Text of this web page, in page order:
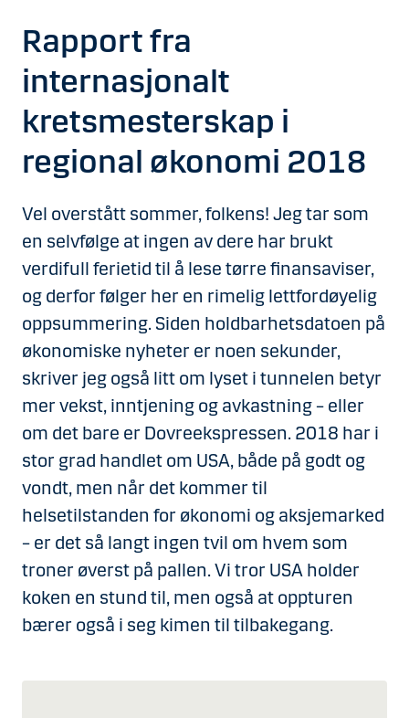
Rapport fra
internasjonalt
kretsmesterskap i
regional økonomi 2018
Vel overstått sommer, folkens! Jeg tar som
en selvfølge at ingen av dere har brukt
verdifull ferietid til å lese tørre finansaviser,
og derfor følger her en rimelig lettfordøyelig
oppsummering. Siden holdbarhetsdatoen på
økonomiske nyheter er noen sekunder,
skriver jeg også litt om lyset i tunnelen betyr
mer vekst, inntjening og avkastning – eller
om det bare er Dovreekspressen. 2018 har i
stor grad handlet om USA, både på godt og
vondt, men når det kommer til
helsetilstanden for økonomi og aksjemarked
– er det så langt ingen tvil om hvem som
troner øverst på pallen. Vi tror USA holder
koken en stund til, men også at oppturen
bærer også i seg kimen til tilbakegang.